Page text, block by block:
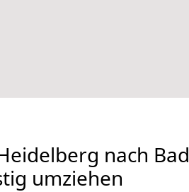
nach Bad
umziehen